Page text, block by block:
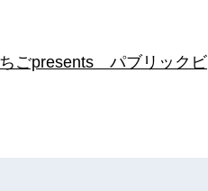
ごpresents パブリックビ